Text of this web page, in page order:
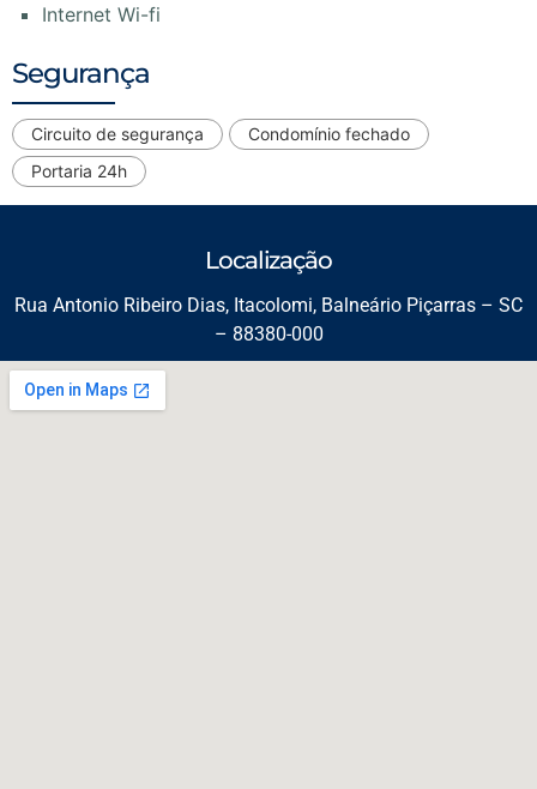
Internet Wi-fi
Segurança
Circuito de segurança
Condomínio fechado
Portaria 24h
Localização
Rua Antonio Ribeiro Dias, Itacolomi, Balneário Piçarras – SC
– 88380-000